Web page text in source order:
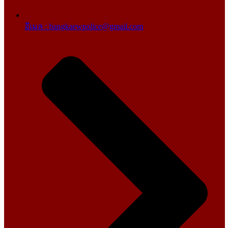
อีเมล : bangkaewpolice@gmail.com